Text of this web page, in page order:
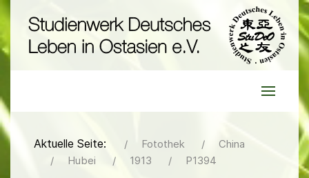
Aktuelle Seite: Fotothek
China
Hubei
1913 P1394